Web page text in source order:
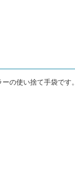
の使い捨て手袋です。